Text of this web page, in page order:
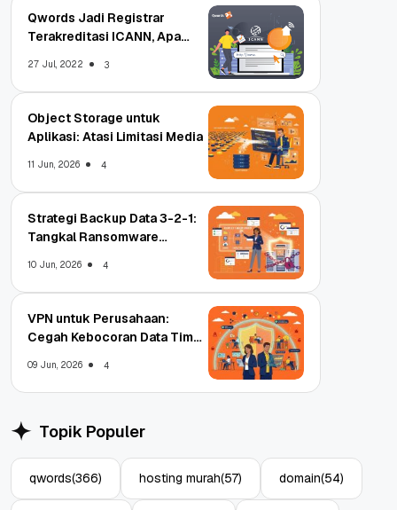
Qwords Jadi Registrar
Terakreditasi ICANN, Apa
27 Jul, 2022 3
Object Storage untuk
Aplikasi: Atasi Limitasi Media
11 Jun, 2026 4
Strategi Backup Data 3-2-1:
Tangkal Ransomware
10 Jun, 2026 4
VPN untuk Perusahaan:
Cegah Kebocoran Data Tim
09 Jun, 2026 4
Topik Populer
qwords(366) hosting murah(57) domain(54)